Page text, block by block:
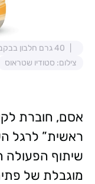
40 גרם חלבון בבקבוק אחד
צילום: סטודיו שטראוס
אסם, חוברת
ראשית” לרגל
שיתוף הפעולה
מוגבלת של